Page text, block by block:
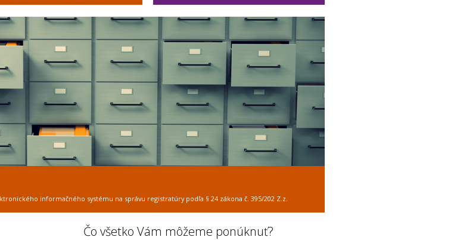
informačného systému na správu registratúry podľa § 24 zákona č. 395/202 Z.z.
Čo všetko Vám môžeme ponúknuť?